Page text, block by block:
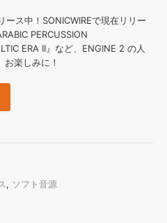
ース中！SONICWIREで現在リリー
PERCUSSION
ERA II』など、ENGINE 2 の人
楽しみに！
, ソフト音源